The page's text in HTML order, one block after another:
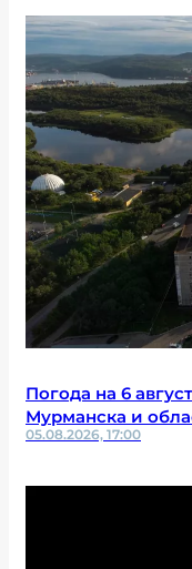
Погода на 6
Мурманска и
05.08.2026, 17:00